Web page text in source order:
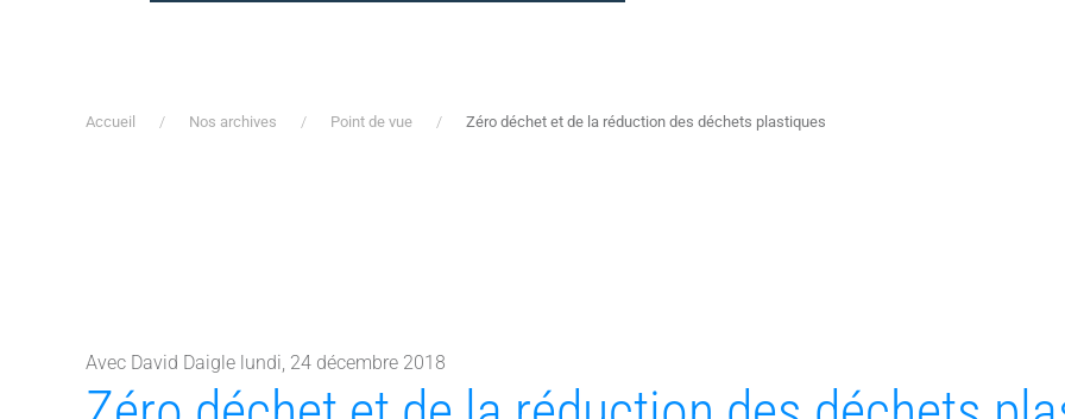
Accueil Nos archives Point de vue Zéro déchet et de la réduction des déchets plastiques
Avec David Daigle lundi, 24 décembre 2018